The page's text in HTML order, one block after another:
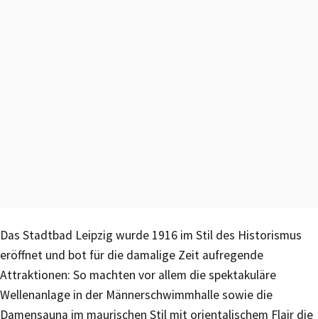
Das Stadtbad Leipzig wurde 1916 im Stil des Historismus
eröffnet und bot für die damalige Zeit aufregende
Attraktionen: So machten vor allem die spektakuläre
Wellenanlage in der Männerschwimmhalle sowie die
Damensauna im maurischen Stil mit orientalischem Flair die